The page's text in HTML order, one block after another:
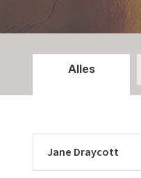
Alles